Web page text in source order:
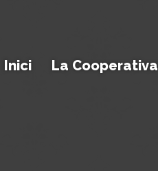
Inici La Cooperativa